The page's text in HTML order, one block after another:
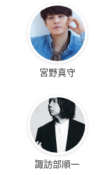
宮野真守
諏訪部順一